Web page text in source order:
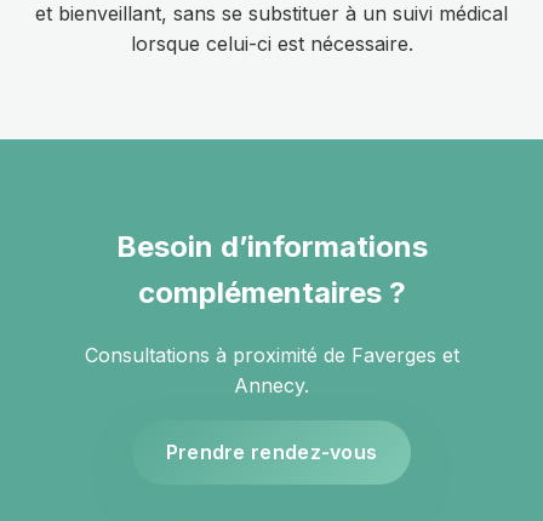
et bienveillant, sans se substituer à un suivi médical
lorsque celui-ci est nécessaire.
Besoin d’informations
complémentaires ?
Consultations à proximité de Faverges et
Annecy.
Prendre rendez-vous